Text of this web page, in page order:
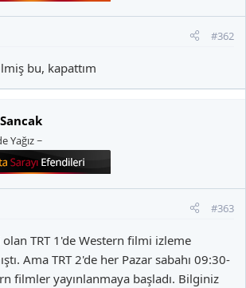
#362
bu, kapattım
Yağız ~
#363
olan TRT 1'de Western filmi izleme
Ama TRT 2'de her Pazar sabahı 09:30-
filmler yayınlanmaya başladı. Bilginiz